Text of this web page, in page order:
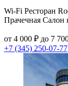
Wi-Fi Ресторан
Прачечная Салон
от 4 000 ₽ до 7
+7 (345) 250-07-77